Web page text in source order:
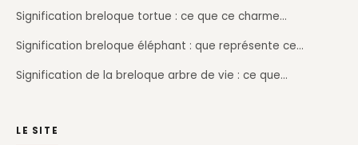
Signification breloque tortue : ce que ce charme…
Signification breloque éléphant : que représente ce…
Signification de la breloque arbre de vie : ce que…
LE SITE